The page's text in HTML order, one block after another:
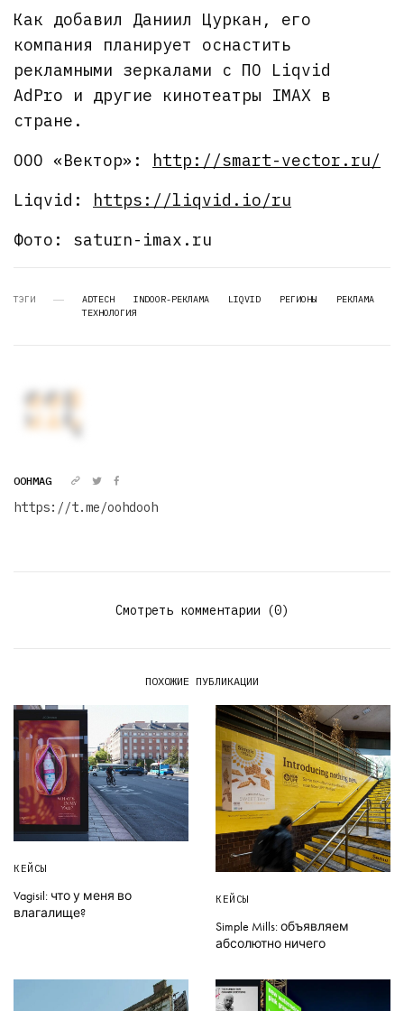
Как добавил Даниил Цуркан, его
компания планирует оснастить
рекламными зеркалами с ПО Liqvid
AdPro и другие кинотеатры IMAX в
стране.
ООО «Вектор»: http://smart-vector.ru/
Liqvid: https://liqvid.io/ru
Фото: saturn-imax.ru
ТЭГИ ADTECH INDOOR-РЕКЛАМА LIQVID РЕГИОНЫ
РЕКЛАМА
ТЕХНОЛОГИЯ
OOHMAG
https://t.me/oohdooh
Смотреть комментарии (0)
ПОХОЖИЕ ПУБЛИКАЦИИ
КЕЙСЫ
Vagisil: что у меня во
влагалище?
КЕЙСЫ
Simple Mills: объявляем
абсолютно ничего